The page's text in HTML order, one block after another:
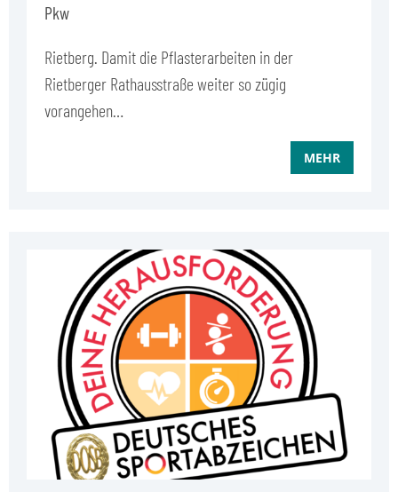
Pkw
Rietberg. Damit die Pflasterarbeiten in der
Rietberger Rathausstraße weiter so zügig
vorangehen…
MEHR